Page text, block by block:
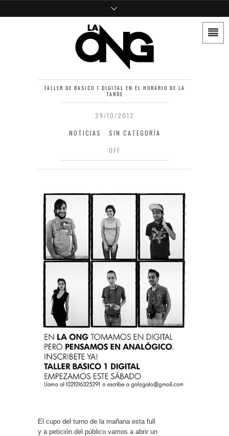
TALLER DE BASICO 1 DIGITAL EN EL HORARIO DE LA
TARDE
29/10/2012
NOTICIAS · SIN CATEGORÍA
OFF
El cupo del turno de la mañana esta full
y a petición del público vamos a abrir un